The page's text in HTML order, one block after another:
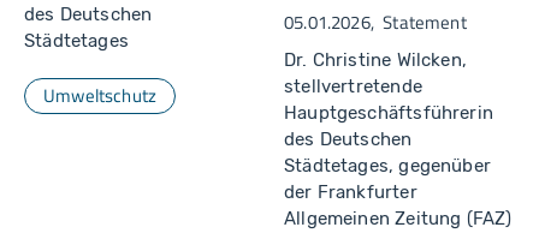
des Deutschen
Städtetages
Umweltschutz
05.01.2026 Statement
Dr. Christine Wilcken,
stellvertretende
Hauptgeschäftsführerin
des Deutschen
Städtetages, gegenüber
der Frankfurter
Allgemeinen Zeitung (FAZ)